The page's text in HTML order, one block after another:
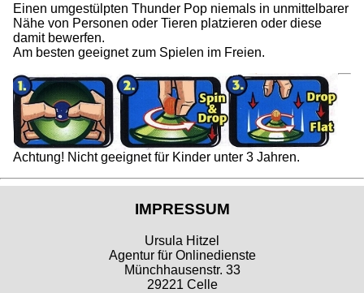
Einen umgestülpten Thunder Pop niemals in unmittelbarer
Nähe von Personen oder Tieren platzieren oder diese
damit bewerfen.
Am besten geeignet zum Spielen im Freien.
Achtung! Nicht geeignet für Kinder unter 3 Jahren.
IMPRESSUM
Ursula Hitzel
Agentur für Onlinedienste
Münchhausenstr. 33
29221 Celle